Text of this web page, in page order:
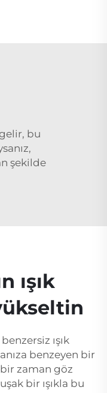
bu
şekilde
ışık
ışık
benzeyen bir
zaman göz
bir ışıkla bu